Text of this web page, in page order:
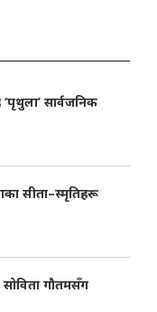
‘पृथुला’ सार्वजनिक
सीता–स्मृतिहरू
सोविता गौतमसँग